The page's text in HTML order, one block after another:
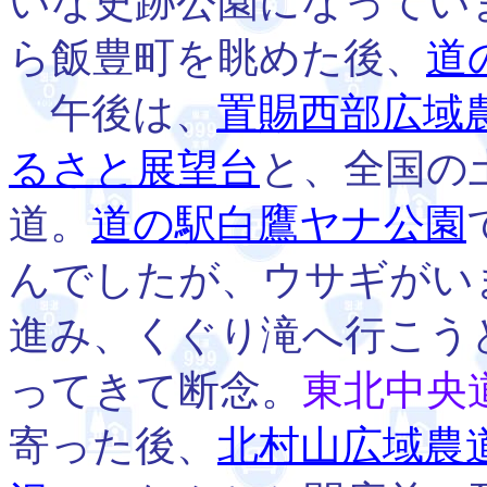
ら飯豊町を眺めた後、 道
午後は、置賜西部広域
るさと展望台 と、全国の
道。道の駅白鷹ヤナ公園
んでしたが、ウサギがい
進み、くぐり滝へ行こ
ってきて断念。 東北中央
寄った後、 北村山広域農